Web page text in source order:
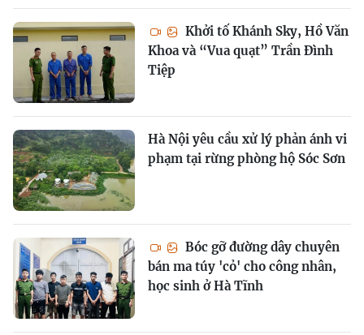
Khởi tố Khánh Sky, Hồ Văn
Khoa và “Vua quạt” Trần Đình
Tiệp
Hà Nội yêu cầu xử lý phản ánh vi
phạm tại rừng phòng hộ Sóc Sơn
Bóc gỡ đường dây chuyên
bán ma túy 'cỏ' cho công nhân,
học sinh ở Hà Tĩnh